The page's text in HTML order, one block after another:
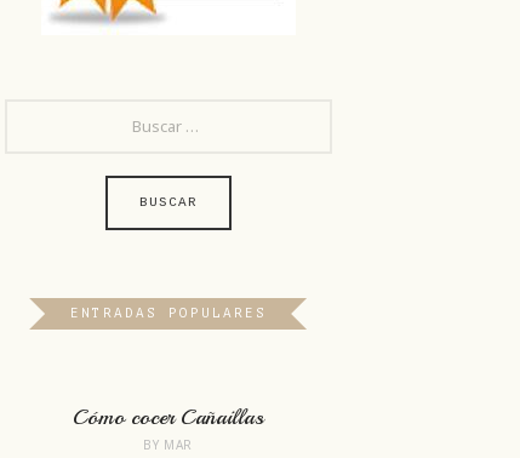
ENTRADAS POPULARES
Cómo cocer Cañaillas
BY MAR